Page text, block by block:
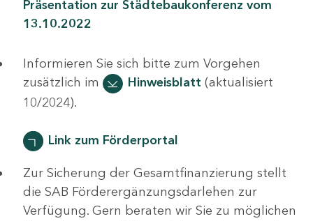
Präsentation zur Städtebaukonferenz vom
13.10.2022
Informieren Sie sich bitte zum Vorgehen
zusätzlich im
Hinweisblatt (aktualisiert
10/2024).
Link zum Förderportal
Zur Sicherung der Gesamtfinanzierung stellt
die SAB Förderergänzungsdarlehen zur
Verfügung. Gern beraten wir Sie zu möglichen